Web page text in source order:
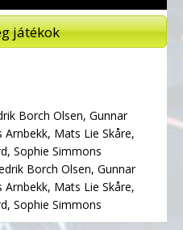
játékok
Borch Olsen, Gunnar
Arnbekk, Mats Lie Skåre,
Sophie Simmons
Borch Olsen, Gunnar
Arnbekk, Mats Lie Skåre,
Sophie Simmons